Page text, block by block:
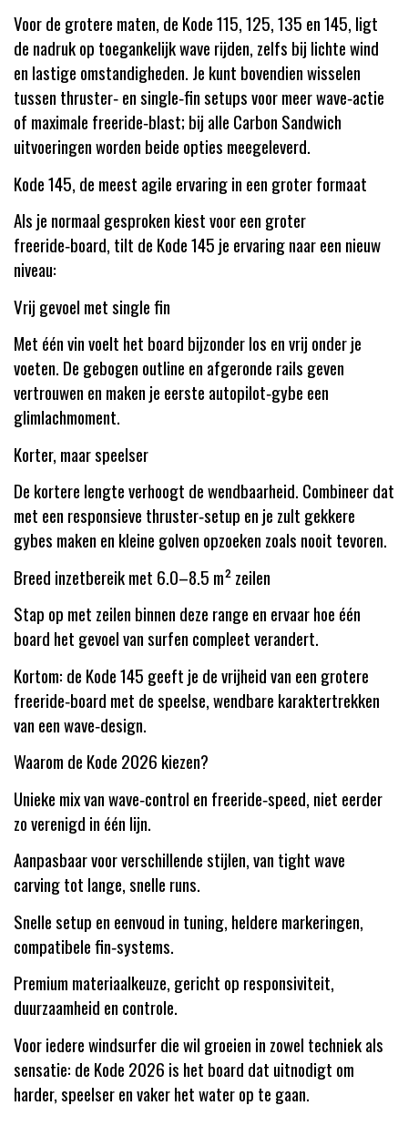
Voor de grotere maten, de Kode 115, 125, 135 en 145, ligt
de nadruk op toegankelijk wave rijden, zelfs bij lichte wind
en lastige omstandigheden. Je kunt bovendien wisselen
tussen thruster‑ en single‑fin setups voor meer wave‑actie
of maximale freeride‑blast; bij alle Carbon Sandwich
uitvoeringen worden beide opties meegeleverd.
Kode 145, de meest agile ervaring in een groter formaat
Als je normaal gesproken kiest voor een groter
freeride‑board, tilt de Kode 145 je ervaring naar een nieuw
niveau:
Vrij gevoel met single fin
Met één vin voelt het board bijzonder los en vrij onder je
voeten. De gebogen outline en afgeronde rails geven
vertrouwen en maken je eerste autopilot‑gybe een
glimlachmoment.
Korter, maar speelser
De kortere lengte verhoogt de wendbaarheid. Combineer dat
met een responsieve thruster‑setup en je zult gekkere
gybes maken en kleine golven opzoeken zoals nooit tevoren.
Breed inzetbereik met 6.0–8.5 m² zeilen
Stap op met zeilen binnen deze range en ervaar hoe één
board het gevoel van surfen compleet verandert.
Kortom: de Kode 145 geeft je de vrijheid van een grotere
freeride‑board met de speelse, wendbare karaktertrekken
van een wave‑design.
Waarom de Kode 2026 kiezen?
Unieke mix van wave‑control en freeride‑speed, niet eerder
zo verenigd in één lijn.
Aanpasbaar voor verschillende stijlen, van tight wave
carving tot lange, snelle runs.
Snelle setup en eenvoud in tuning, heldere markeringen,
compatibele fin‑systems.
Premium materiaalkeuze, gericht op responsiviteit,
duurzaamheid en controle.
Voor iedere windsurfer die wil groeien in zowel techniek als
sensatie: de Kode 2026 is het board dat uitnodigt om
harder, speelser en vaker het water op te gaan.